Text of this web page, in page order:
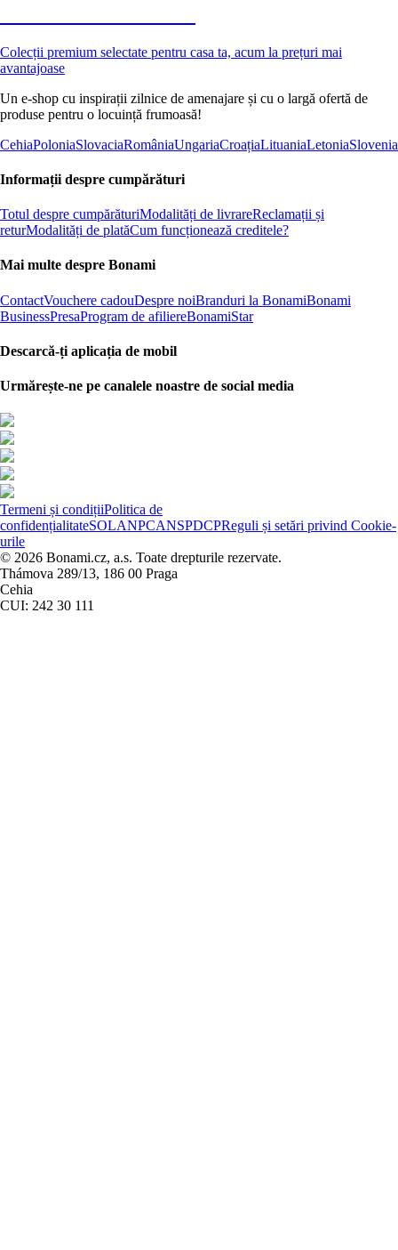
Colecții premium selectate pentru casa ta, acum la prețuri mai
avantajoase
Un e-shop cu inspirații zilnice de amenajare și cu o largă ofertă de
produse pentru o locuință frumoasă!
CehiaPoloniaSlovaciaRomâniaUngariaCroațiaLituaniaLetoniaSlovenia
Informații despre cumpărături
Totul despre cumpărăturiModalități de livrareReclamații și
returModalități de platăCum funcționează creditele?
Mai multe despre Bonami
ContactVouchere cadouDespre noiBranduri la BonamiBonami
BusinessPresaProgram de afiliereBonamiStar
Descarcă-ți aplicația de mobil
Urmărește-ne pe canalele noastre de social media
Termeni și condițiiPolitica de
confidențialitateSOLANPCANSPDCPReguli și setări privind Cookie-
urile
© 2026 Bonami.cz, a.s. Toate drepturile rezervate.
Thámova 289/13, 186 00 Praga
Cehia
CUI: 242 30 111